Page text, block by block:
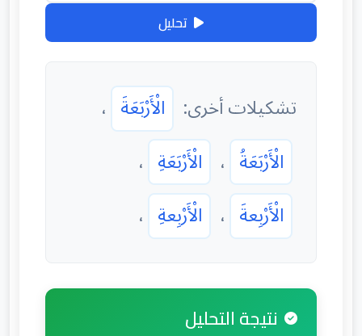
تحليل
تشكيلات أخرى: الْأَرْبَعَةَ ،
الْأَرْبَعَةُ ، الْأَرْبَعَةِ ،
الْأَرْبِعةَ ، الْأَرْبِعةِ ،
نتيجة التحليل